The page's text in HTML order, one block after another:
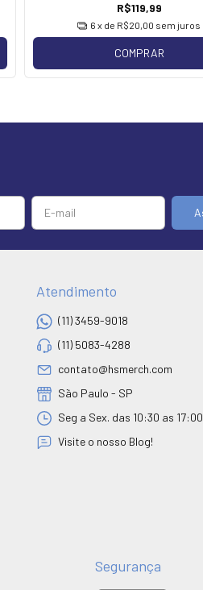
R$119,99
6 x de R$20,00 sem juros
COMPRAR
Atendimento
(11) 3459-9018
(11) 5083-4288
contato@hsmerch.com
São Paulo - SP
Seg a Sex. das 10:30 as 17:00
Visite o nosso Blog!
Segurança